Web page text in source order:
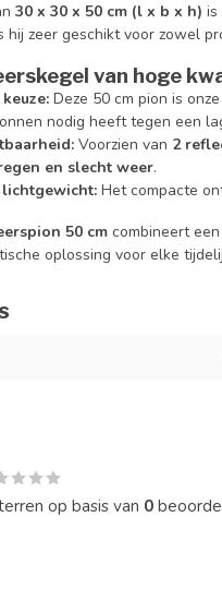
30 x 30 x 50 cm (l x b x h) is
hij zeer geschikt voor zowel
van hoge
Deze 50 cm pion is
nodig heeft tegen een
Voorzien van 2
en slecht weer.
Het compacte
50 cm combineert
oplossing voor elke
op basis van 0